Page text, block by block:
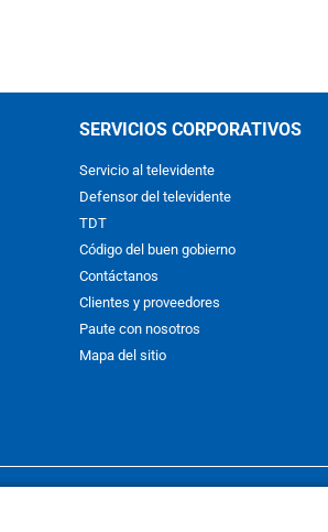
SERVICIOS CORPORATIVOS
Servicio al televidente
Defensor del televidente
TDT
Código del buen gobierno
Contáctanos
Clientes y proveedores
Paute con nosotros
Mapa del sitio
total o parcial, así como su